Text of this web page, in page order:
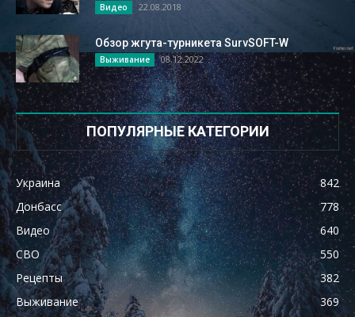
Видео 22.08.2018
Обзор жгута-турникета SurvSOFT-W
Выживание 08.12.2022
ПОПУЛЯРНЫЕ КАТЕГОРИИ
Украина
842
Донбасс
778
Видео
640
СВО
550
Рецепты
382
Выживание
369